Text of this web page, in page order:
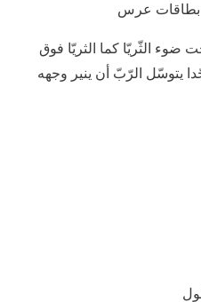
بطاقات عرس
ضوء الثّريّا كما الثريّا فوق
يتوسّل الرّبّ أن ينير وجهه